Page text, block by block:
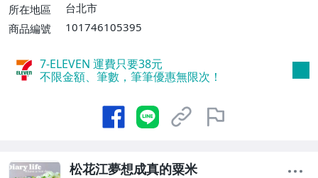
所在地區
台北市
商品編號
101746105395
7-ELEVEN 運費只要38元
不限金額、筆數，筆筆優惠無限次！
松花江夢想成真的粟米